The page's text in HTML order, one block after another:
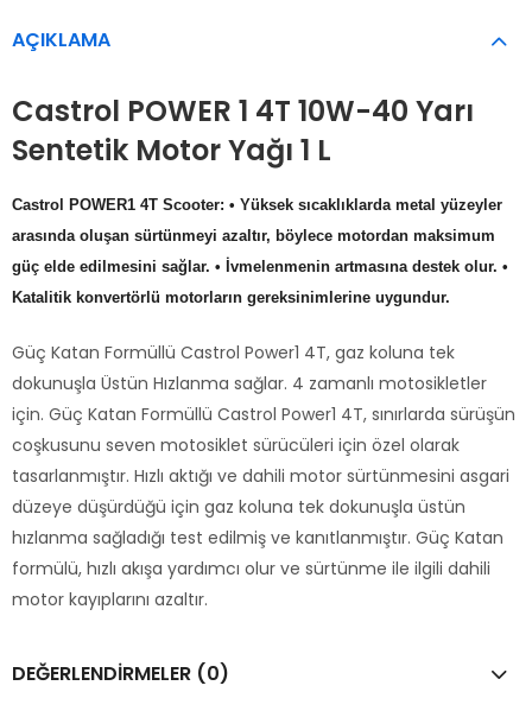
AÇIKLAMA
Castrol POWER 1 4T 10W-40 Yarı
Sentetik Motor Yağı 1 L
Castrol POWER1 4T Scooter: • Yüksek sıcaklıklarda metal yüzeyler
arasında oluşan sürtünmeyi azaltır, böylece motordan maksimum
güç elde edilmesini sağlar. • İvmelenmenin artmasına destek olur. •
Katalitik konvertörlü motorların gereksinimlerine uygundur.
Güç Katan Formüllü Castrol Power1 4T, gaz koluna tek
dokunuşla Üstün Hızlanma sağlar. 4 zamanlı motosikletler
için. Güç Katan Formüllü Castrol Power1 4T, sınırlarda sürüşün
coşkusunu seven motosiklet sürücüleri için özel olarak
tasarlanmıştır. Hızlı aktığı ve dahili motor sürtünmesini asgari
düzeye düşürdüğü için gaz koluna tek dokunuşla üstün
hızlanma sağladığı test edilmiş ve kanıtlanmıştır. Güç Katan
formülü, hızlı akışa yardımcı olur ve sürtünme ile ilgili dahili
motor kayıplarını azaltır.
DEĞERLENDIRMELER (0)